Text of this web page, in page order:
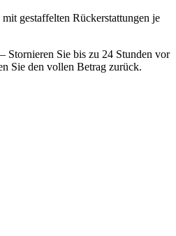
gestaffelten Rückerstattungen je
Stornieren Sie bis zu 24 Stunden vor
Sie den vollen Betrag zurück.